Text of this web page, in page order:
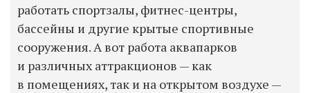
работать спортзалы, фитнес-центры,
бассейны и другие крытые спортивные
сооружения. А вот работа аквапарков
и различных аттракционов — как
в помещениях, так и на открытом воздухе —